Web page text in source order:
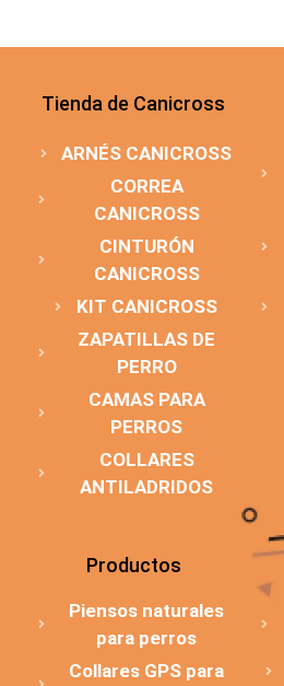
Tienda de Canicross
ARNÉS CANICROSS
CORREA
CANICROSS
CINTURÓN
CANICROSS
KIT CANICROSS
ZAPATILLAS DE
PERRO
CAMAS PARA
PERROS
COLLARES
ANTILADRIDOS
Productos
Piensos naturales
para perros
Collares GPS para